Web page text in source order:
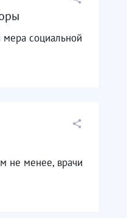
мера социальной
не менее, врачи